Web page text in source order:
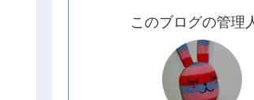
このブログの管理